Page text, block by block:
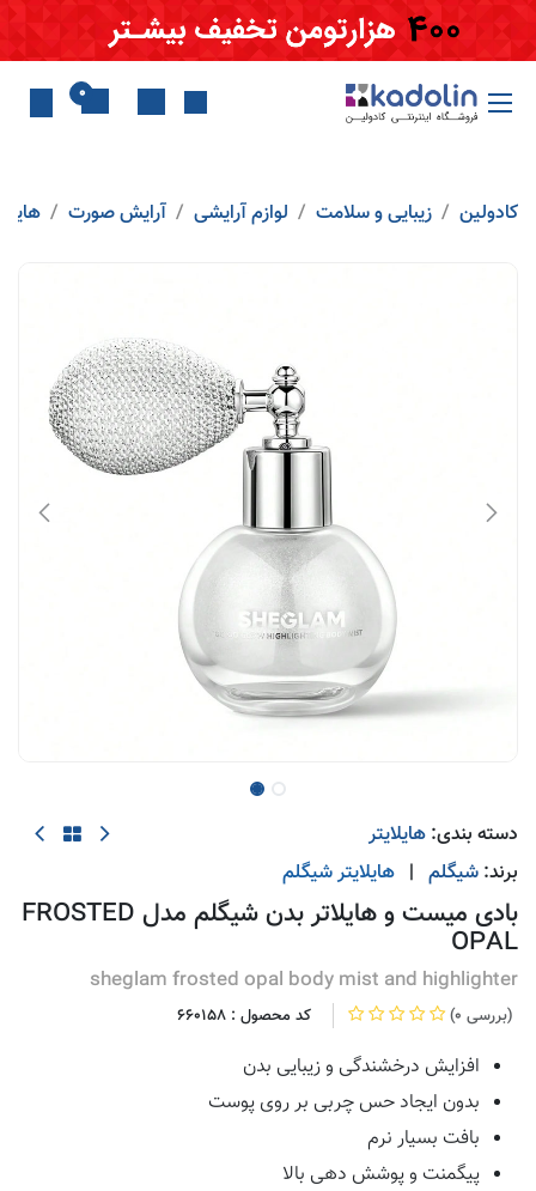
Skip to Content
0
کادولین زیبایی و سلامت لوازم آرایشی آرایش صورت
دسته بندی: هایلایتر
برند: شیگلم | هایلایترشیگلم
بادی میست و هایلاتر بدن شیگلم مدل FROSTED
OPAL
sheglam frosted opal body mist and highlighter
(0 بررسی) کد محصول : 660158
افزایش درخشندگی و زیبایی بدن
بدون ایجاد حس چربی بر روی پوست
بافت بسیار نرم
پیگمنت و پوشش دهی بالا